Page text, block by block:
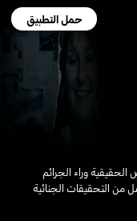
حمل التطبيق
وراء الجرائم
من التحقيقات الجنائية